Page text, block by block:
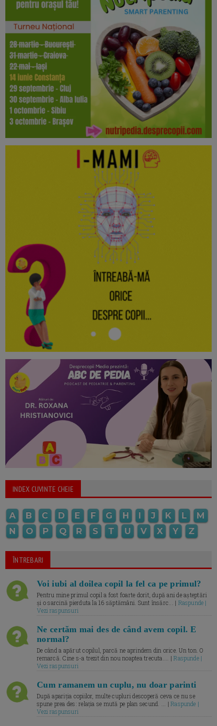
INDEX CUVINTE CHEIE
A B C D E F G H I J K L
M
N
O P Q R S T U V X Y Z
ÎNTREBARI
Voi iubi al doilea copil la fel ca pe primul?
Pentru mine primul copil a fost foarte dorit, după ani de așteptări
și o sarcină pierduta la 16 săptămâni. Sunt însărc... | Raspunde |
Vezi raspunsuri
Ne certăm mai des de când avem copil. E
normal?
De când a apărut copilul, parcă ne aprindem din orice. Un ton. O
remarcă. Cine s-a trezit din nou noaptea trecuta.... |Raspunde |
Vezi raspunsuri
Cum ramanem un cuplu, nu doar parinti
După apariția copiilor, multe cupluri descoperă ceva ce nu se
spune prea des: relația se mută pe plan secund. ... |Raspunde |
Vezi raspunsuri